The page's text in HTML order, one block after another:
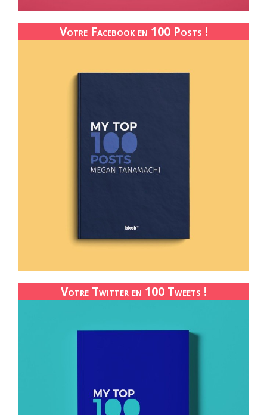
Votre Facebook en 100 Posts !
Votre Twitter en 100 Tweets !